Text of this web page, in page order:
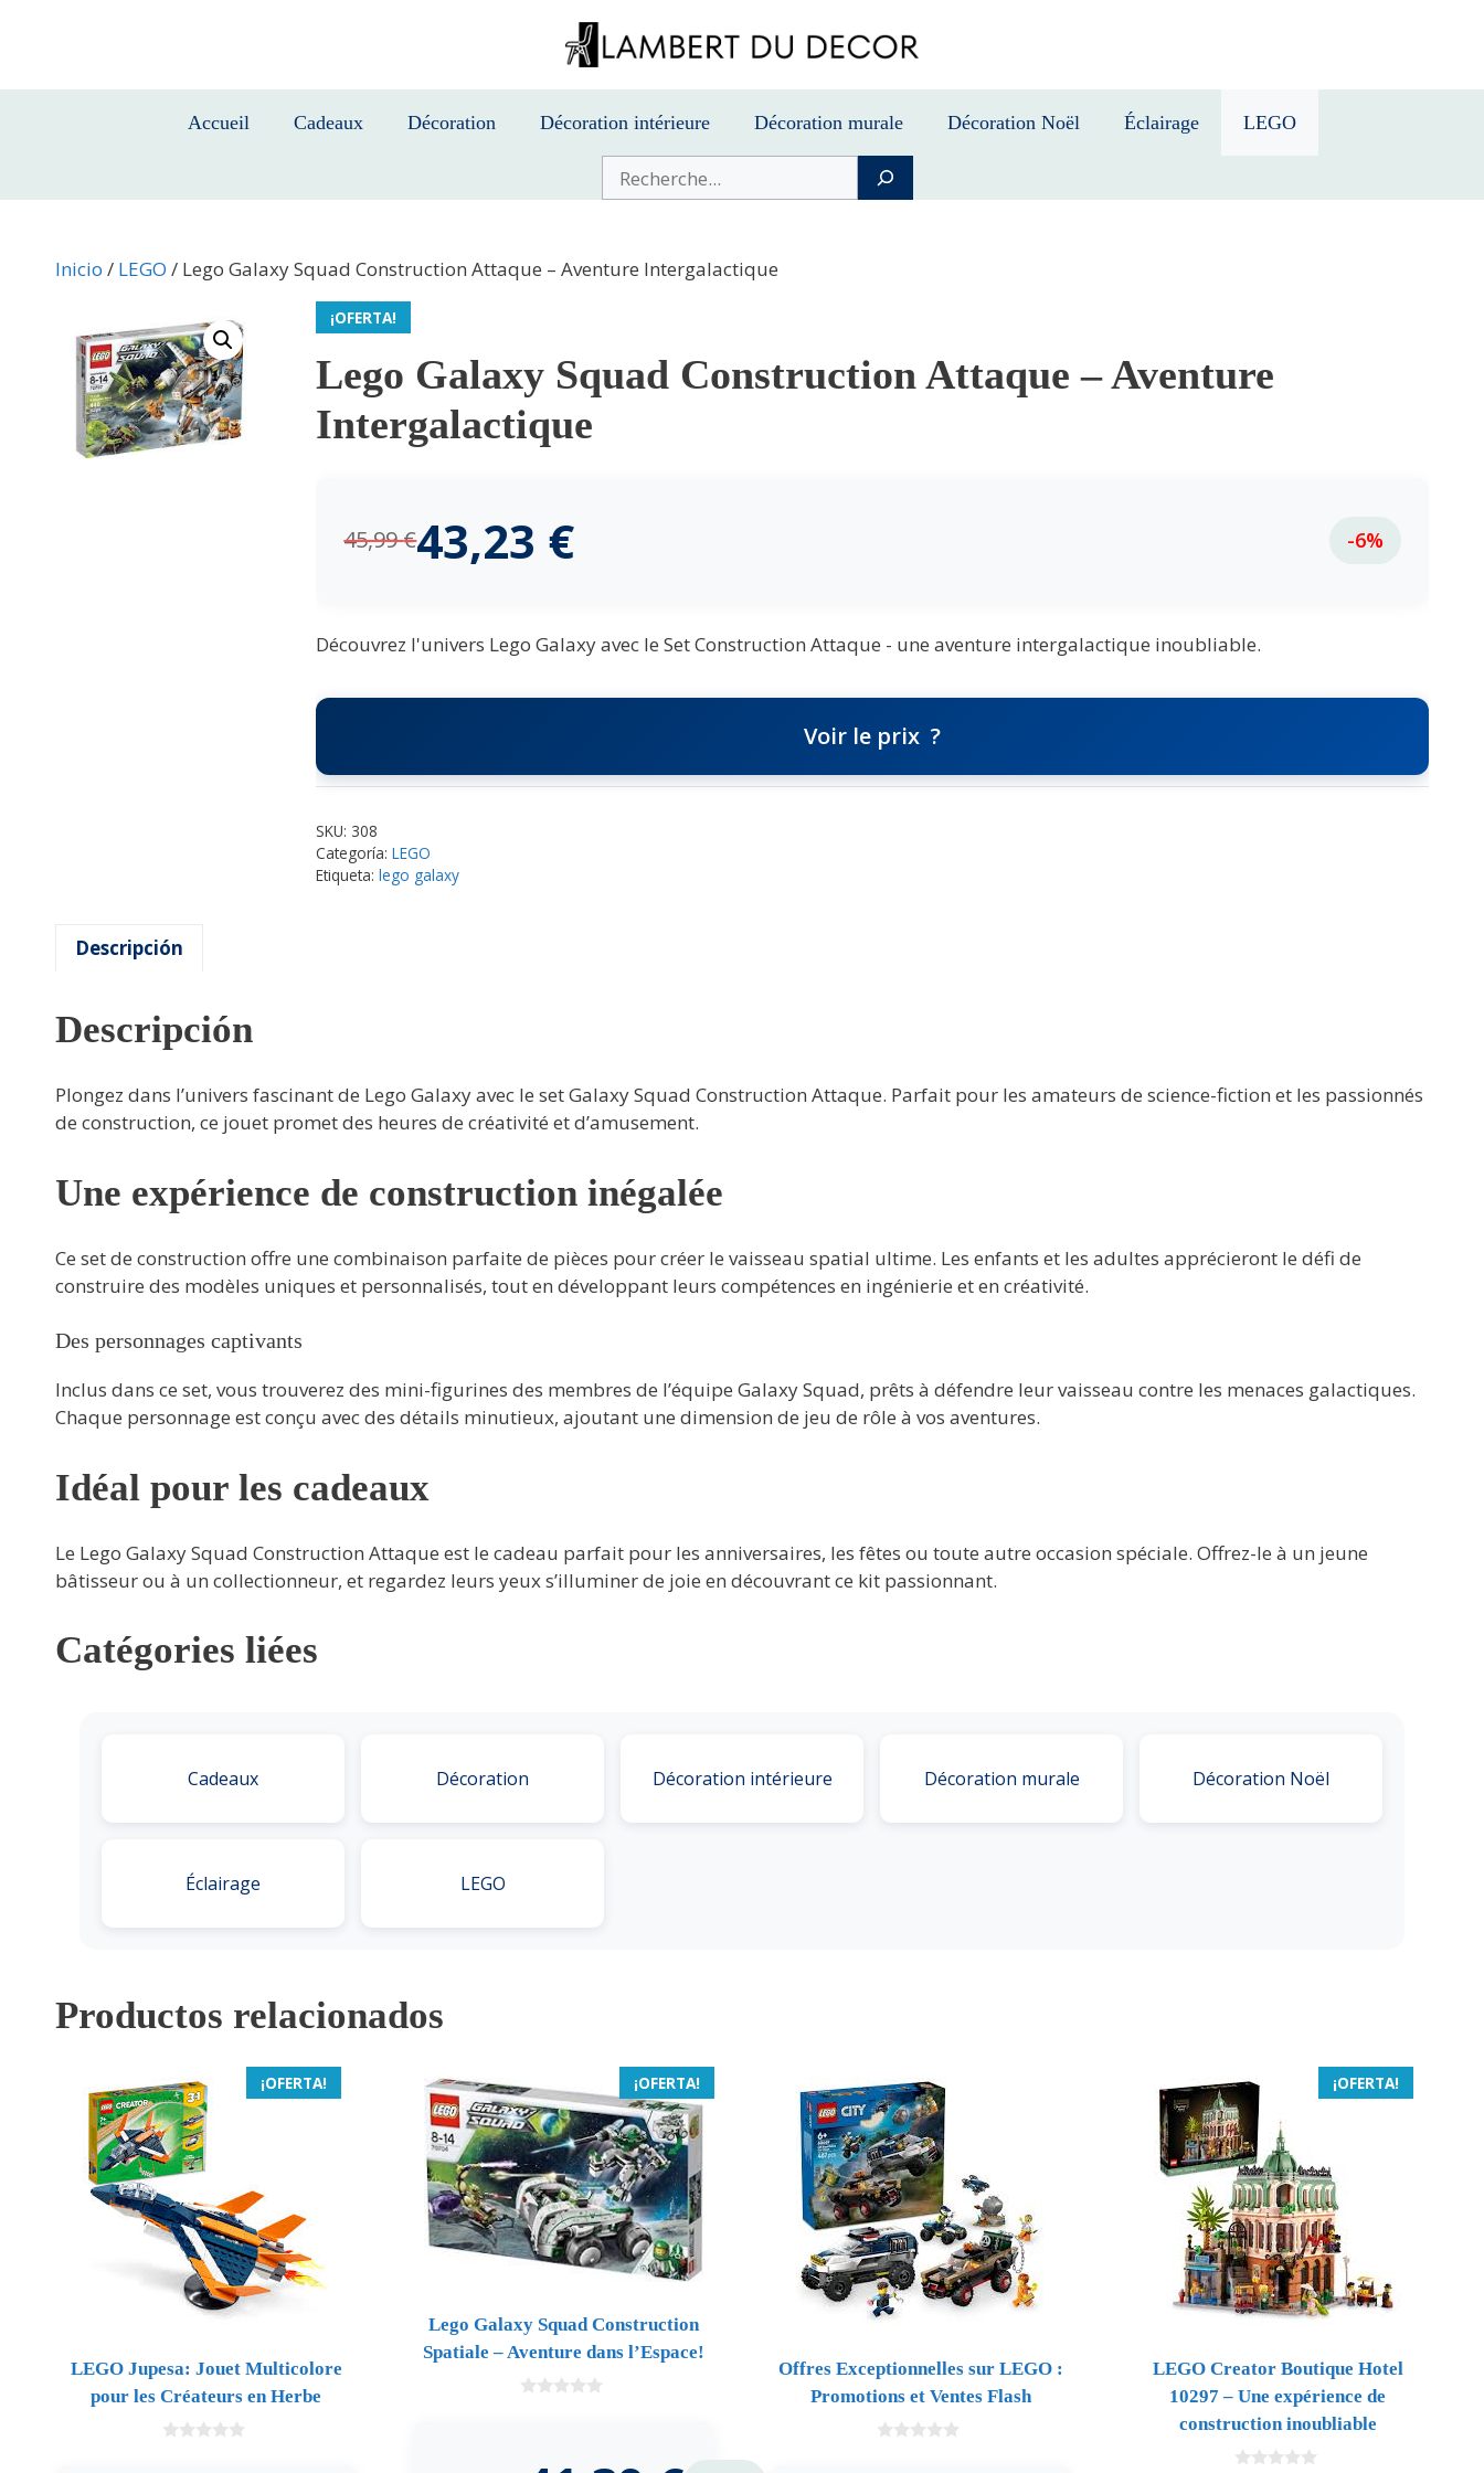
Accueil Cadeaux Décoration Décoration intérieure Décoration murale Décoration Noël Éclairage LEGO
Buscar
Inicio / LEGO / Lego Galaxy Squad Construction Attaque – Aventure Intergalactique
¡OFERTA!
Lego Galaxy Squad Construction Attaque – Aventure
Intergalactique
45,99€43,23 € -6%
Découvrez l'univers Lego Galaxy avec le Set Construction Attaque - une aventure intergalactique inoubliable.
Voir le prix
SKU: 308
Categoría:LEGO
Etiqueta:lego galaxy
Descripción
Descripción
Plongez dans l’univers fascinant de Lego Galaxy avec le set Galaxy Squad Construction Attaque. Parfait pour les amateurs de science-fiction et les passionnés
de construction, ce jouet promet des heures de créativité et d’amusement.
Une expérience de construction inégalée
Ce set de construction offre une combinaison parfaite de pièces pour créer le vaisseau spatial ultime. Les enfants et les adultes apprécieront le défi de
construire des modèles uniques et personnalisés, tout en développant leurs compétences en ingénierie et en créativité.
Des personnages captivants
Inclus dans ce set, vous trouverez des mini-figurines des membres de l’équipe Galaxy Squad, prêts à défendre leur vaisseau contre les menaces galactiques.
Chaque personnage est conçu avec des détails minutieux, ajoutant une dimension de jeu de rôle à vos aventures.
Idéal pour les cadeaux
Le Lego Galaxy Squad Construction Attaque est le cadeau parfait pour les anniversaires, les fêtes ou toute autre occasion spéciale. Offrez-le à un jeune
bâtisseur ou à un collectionneur, et regardez leurs yeux s’illuminer de joie en découvrant ce kit passionnant.
Catégories liées
Cadeaux Décoration Décoration intérieure Décoration murale Décoration Noël
Éclairage LEGO
Productos relacionados
¡OFERTA!
LEGO Jupesa: Jouet Multicolore
pour les Créateurs en Herbe
¡OFERTA!
Lego Galaxy Squad Construction
Spatiale – Aventure dans l’Espace!
Offres Exceptionnelles sur LEGO :
Promotions et Ventes Flash
¡OFERTA!
LEGO Creator Boutique Hotel
10297 – Une expérience de
construction inoubliable